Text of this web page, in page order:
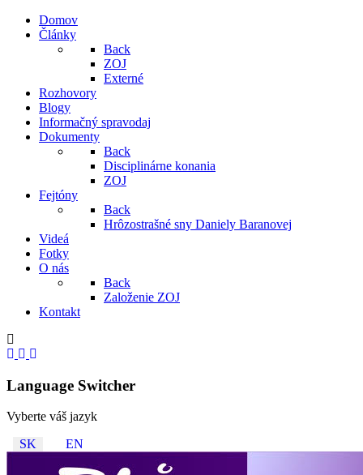
Domov
Články
Back
ZOJ
Externé
Rozhovory
Blogy
Informačný spravodaj
Dokumenty
Back
Disciplinárne konania
ZOJ
Fejtóny
Back
Hrôzostrašné sny Daniely Baranovej
Videá
Fotky
O nás
Back
Založenie ZOJ
Kontakt
Language Switcher
Vyberte váš jazyk
SK
EN